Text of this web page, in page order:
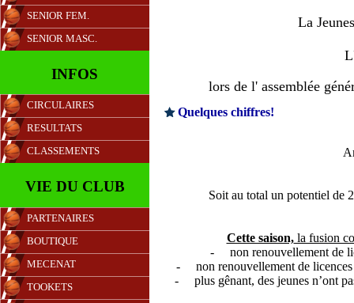
SENIOR FEM.
SENIOR MASC.
INFOS
CIRCULAIRES
RESULTATS
CLASSEMENTS
VIE DU CLUB
PARTENAIRES
BOUTIQUE
MECENAT
TOOKETS
La
lors de l' assemblée
Quelques chiffres!
Soit au total un potentiel de
Cette saison,la fusion
-
non renouvellement de
-
non renouvellement de
-
plus gênant, des jeunes n’ont